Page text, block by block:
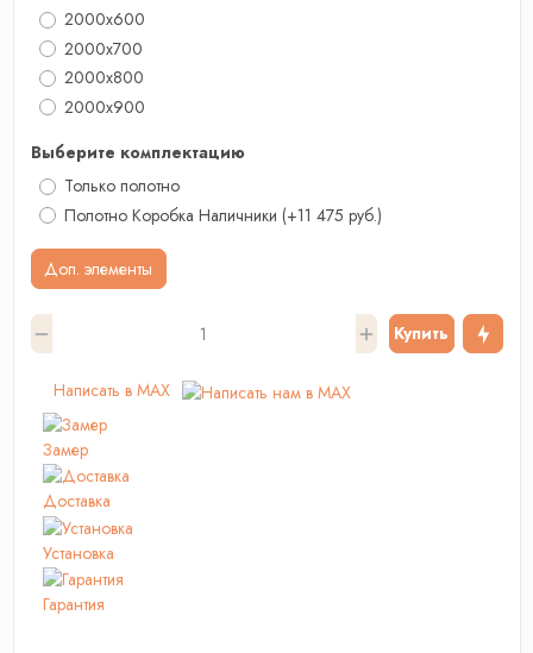
2000x600
2000x700
2000х800
2000x900
Выберите комплектацию
Только полотно
Полотно Коробка Наличники (+11 475 руб.)
Доп. элементы
Купить
Написать в MAX
Замер
Доставка
Установка
Гарантия